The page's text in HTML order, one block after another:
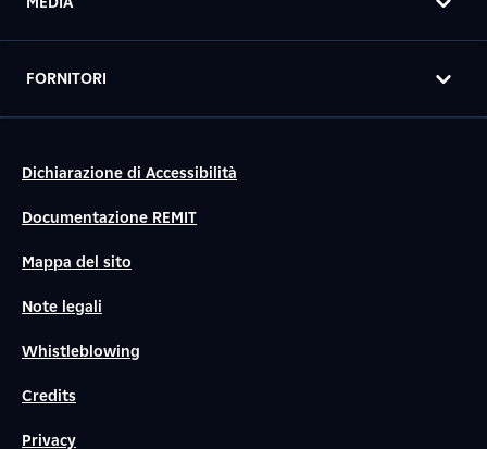
FORNITORI
Dichiarazione di Accessibilità
Documentazione REMIT
Mappa del sito
Note legali
Whistleblowing
Credits
Privacy